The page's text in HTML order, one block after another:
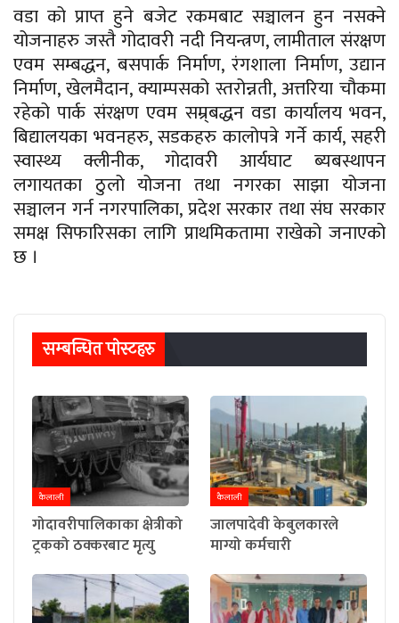
वडा को प्राप्त हुने बजेट रकमबाट सञ्चालन हुन नसक्ने
योजनाहरु जस्तै गोदावरी नदी नियन्त्रण, लामीताल संरक्षण
एवम सम्बद्धन, बसपार्क निर्माण, रंगशाला निर्माण, उद्यान
निर्माण, खेलमैदान, क्याम्पसको स्तरोन्नती, अत्तरिया चौकमा
रहेको पार्क संरक्षण एवम सम्र्बद्धन वडा कार्यालय भवन,
बिद्यालयका भवनहरु, सडकहरु कालोपत्रे गर्ने कार्य, सहरी
स्वास्थ्य क्लीनीक, गोदावरी आर्यघाट ब्यबस्थापन
लगायतका ठुलो योजना तथा नगरका साझा योजना
सञ्चालन गर्न नगरपालिका, प्रदेश सरकार तथा संघ सरकार
समक्ष सिफारिसका लागि प्राथमिकतामा राखेको जनाएको
छ ।
सम्बन्धित पाेस्टहरु
कैलाली
गोदावरीपालिकाका क्षेत्रीको
ट्रकको ठक्करबाट मृत्यु
कैलाली
जालपादेवी केबुलकारले
माग्यो कर्मचारी